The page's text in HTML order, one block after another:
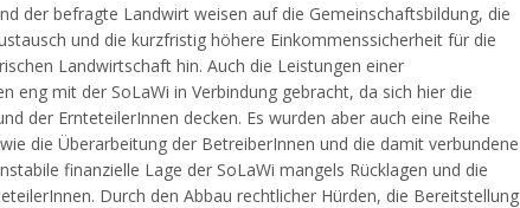
der befragte Landwirt weisen auf die Gemeinschaftsbildung, die
und die kurzfristig höhere Einkommenssicherheit für die
Landwirtschaft hin. Auch die Leistungen einer
eng mit der SoLaWi in Verbindung gebracht, da sich hier die
der ErnteteilerInnen decken. Es wurden aber auch eine Reihe
die Überarbeitung der BetreiberInnen und die damit verbundene
finanzielle Lage der SoLaWi mangels Rücklagen und die
Durch den Abbau rechtlicher Hürden, die Bereitstellung